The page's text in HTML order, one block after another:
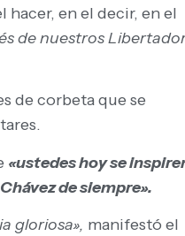
en el decir, en el
de nuestros
de corbeta que se
«ustedes hoy se
de siempre».
gloriosa», manifestó el